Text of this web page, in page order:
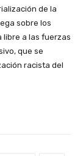
de la
sobre los
libre a las fuerzas
que se
racista del